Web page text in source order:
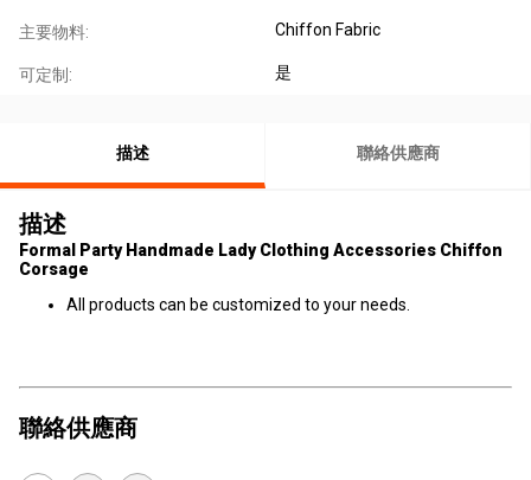
主要物料: Chiffon Fabric
可定制: 是
描述 聯絡供應商
描述
Formal Party Handmade Lady Clothing Accessories Chiffon
Corsage
All products can be customized to your needs.
聯絡供應商